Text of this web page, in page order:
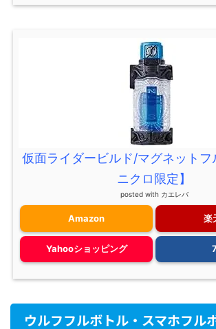
仮面ライダービルド/マグネットフ
ニクロ限定】
posted with カエレバ
Amazon 楽
Yahooショッピング
ウルフフルボトル・スマホフル